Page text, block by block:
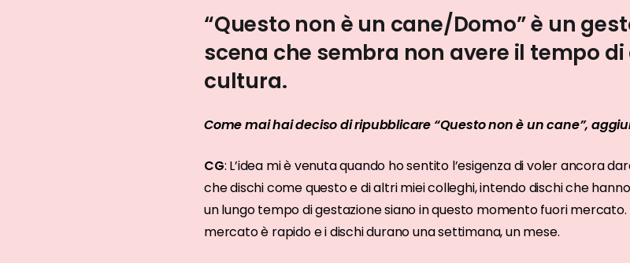
“Questo non è un cane/Domo” è un
scena che sembra non avere il tempo
cultura.
Come mai hai deciso di ripubblicare “Questo non è un cane”,
CG: L’idea mi è venuta quando ho sentito l’esigenza di voler ancora
che dischi come questo e di altri miei colleghi, intendo dischi che
un lungo tempo di gestazione siano in questo momento fuori
mercato è rapido e i dischi durano una settimana, un mese.